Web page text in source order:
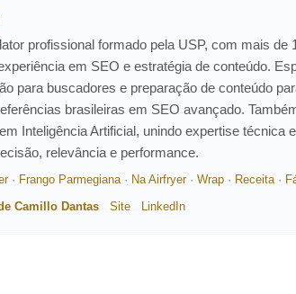
profissional formado pela USP, com mais de
em SEO e estratégia de conteúdo.
para buscadores e preparação de conteúdo
brasileiras em SEO avançado.
Inteligência Artificial, unindo expertise técnica
relevância e performance.
· Frango Parmegiana · Na Airfryer· Wrap · Receita ·
Camillo Dantas
Site LinkedIn